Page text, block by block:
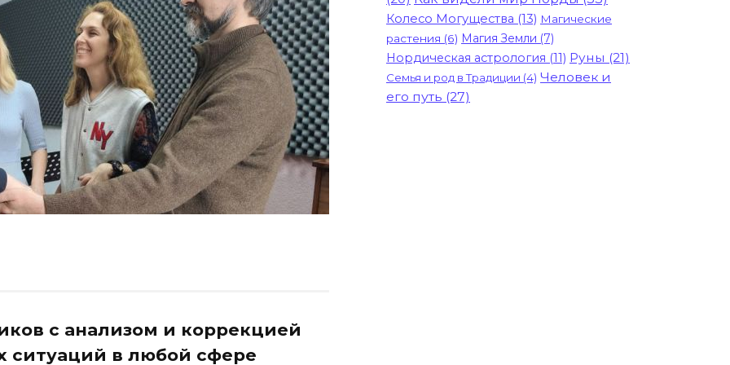
с анализом и коррекцией
ситуаций в любой сфере
Колесо Могущества (13) Магические
растения (6) Магия Земли (7)
Нордическая астрология (11) Руны (21)
Семья и род в Традиции (4) Человек и
его путь (27)